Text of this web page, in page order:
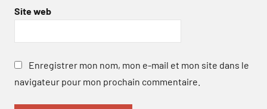
Site web
Enregistrer mon nom, mon e-mail et mon site dans le
navigateur pour mon prochain commentaire.